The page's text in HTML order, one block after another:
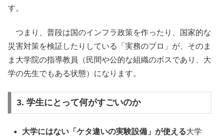
す。
つまり、普段は国のインフラ政策を作ったり、国家的な
災害対策を検証したりしている「実務のプロ」が、そのま
ま大学院の指導教員（民間や公的な組織のボスであり、大
学の先生でもある状態）になります。
3. 学生にとって何がすごいのか
大学にはない「ケタ違いの実験設備」が使える大学